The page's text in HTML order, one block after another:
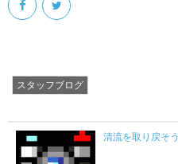
スタッフブログ
清流を取り戻そう